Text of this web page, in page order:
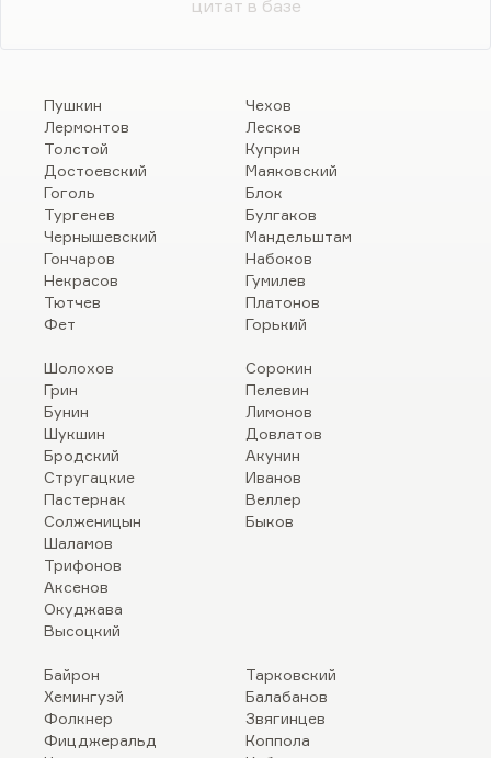
цитат в базе
Пушкин
Лермонтов
Толстой
Достоевский
Гоголь
Тургенев
Чернышевский
Гончаров
Некрасов
Тютчев
Фет
Чехов
Лесков
Куприн
Маяковский
Блок
Булгаков
Мандельштам
Набоков
Гумилев
Платонов
Горький
Шолохов
Грин
Бунин
Шукшин
Бродский
Стругацкие
Пастернак
Солженицын
Шаламов
Трифонов
Аксенов
Окуджава
Высоцкий
Сорокин
Пелевин
Лимонов
Довлатов
Акунин
Иванов
Веллер
Быков
Байрон
Хемингуэй
Фолкнер
Фицджеральд
Тарковский
Балабанов
Звягинцев
Коппола